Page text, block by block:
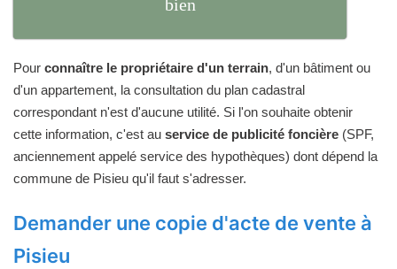
bien
Pour connaître le propriétaire d'un terrain, d'un bâtiment ou
d'un appartement, la consultation du plan cadastral
correspondant n'est d'aucune utilité. Si l'on souhaite obtenir
cette information, c'est au service de publicité foncière (SPF,
anciennement appelé service des hypothèques) dont dépend la
commune de Pisieu qu'il faut s'adresser.
Demander une copie d'acte de vente à
Pisieu